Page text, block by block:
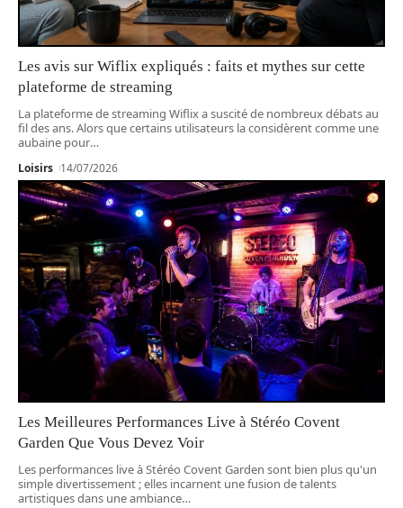
Les avis sur Wiflix expliqués : faits et mythes sur cette
plateforme de streaming
La plateforme de streaming Wiflix a suscité de nombreux débats au
fil des ans. Alors que certains utilisateurs la considèrent comme une
aubaine pour…
Loisirs 14/07/2026
Les Meilleures Performances Live à Stéréo Covent
Garden Que Vous Devez Voir
Les performances live à Stéréo Covent Garden sont bien plus qu'un
simple divertissement ; elles incarnent une fusion de talents
artistiques dans une ambiance…